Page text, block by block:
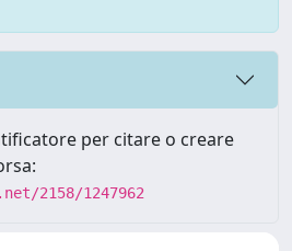
per citare o creare
2158/1247962